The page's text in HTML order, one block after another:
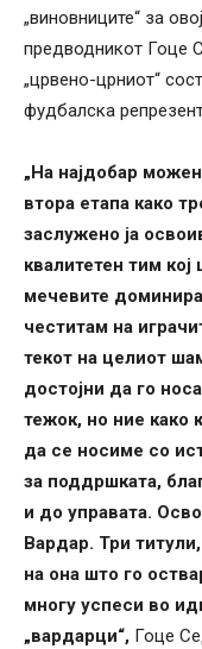
„виновниците“ за
предводникот Гоце
„црвено-црниот“
фудбалска
„На најдобар
втора етапа како
заслужено ја
квалитетен тим
мечевите
честитам на
текот на целиот
достојни да го
тежок, но ние како
да се носиме со
за поддршката,
и до управата.
Вардар. Три
на она што го
многу успеси во
„вардарци“, Гоце